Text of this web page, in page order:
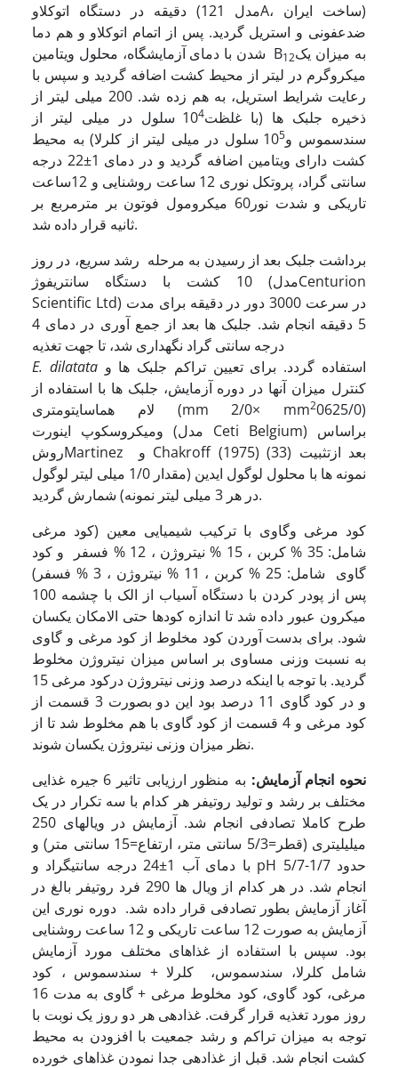
دقیقه در دستگاه اتوکلاو (مدل 121A، ساخت ایران)
ضدعفونی و استریل گردید. پس از اتمام اتوکلاو و هم دما
شدن با دمای آزمایشگاه، محلول ویتامین B12به میزان یک
میکروگرم در لیتر از محیط کشت اضافه گردید و سپس با
رعایت شرایط استریل، به هم زده شد. 200 میلی لیتر از
ذخیره جلبک ها (با غلظت104
سلول در میلی لیتر از
سندسموس و105
سلول در میلی لیتر از کلرلا) به محیط
کشت دارای ویتامین اضافه گردید و در دمای 1±22 درجه
سانتی گراد، پروتکل نوری 12 ساعت روشنایی و 12ساعت
تاریکی و شدت نور60 میکرومول فوتون بر مترمربع بر
ثانیه قرار داده شد.
برداشت جلبک بعد از رسیدن به مرحله رشد سریع، در روز
10 کشت با دستگاه سانتریفوژ (مدلCenturion
Scientific Ltd) در سرعت 3000 دور در دقیقه برای مدت
5 دقیقه انجام شد. جلبک ها بعد از جمع آوری در دمای 4
درجه سانتی گراد نگهداری شد، تا جهت تغذیه
E. dilatata استفاده گردد. برای تعیین تراکم جلبک ها و
کنترل میزان آنها در دوره آزمایش، جلبک ها با استفاده از
لام هماسایتومتری (mm 2/0× mm20625/0)
ومیکروسکوپ اینورت (مدل Ceti Belgium) براساس
روشMartinez و Chakroff (1975) (33) بعد ازتثبیت
نمونه ها با محلول لوگول ایدین (مقدار 1/0 میلی لیتر لوگول
در هر 3 میلی لیتر نمونه) شمارش گردید.
کود مرغی وگاوی با ترکیب شیمیایی معین (کود مرغی
شامل: 35 % کربن ، 15 % نیتروژن ، 12 % فسفر و کود
گاوی شامل: 25 % کربن ، 11 % نیتروژن ، 3 % فسفر)
پس از پودر کردن با دستگاه آسیاب از الک با چشمه 100
میکرون عبور داده شد تا اندازه کودها حتی الامکان یکسان
شود. برای بدست آوردن کود مخلوط از کود مرغی و گاوی
به نسبت وزنی مساوی بر اساس میزان نیتروژن مخلوط
گردید. با توجه با اینکه درصد وزنی نیتروژن درکود مرغی 15
و در کود گاوی 11 درصد بود این دو بصورت 3 قسمت از
کود مرغی و 4 قسمت از کود گاوی با هم مخلوط شد تا از
نظر میزان وزنی نیتروژن یکسان شوند.
نحوه انجام آزمایش:
به منظور ارزیابی تاثیر 6 جیره غذایی
مختلف بر رشد و تولید روتیفر هر کدام با سه تکرار در یک
طرح کاملا تصادفی انجام شد. آزمایش در ویال­های 250
میلی­لیتری (قطر=5/3 سانتی متر، ارتفاع=15 سانتی متر) و
با دمای آب 1±24 درجه سانتی­گراد و pH حدود 1/7-5/7
انجام شد. در هر کدام از ویال ها 290 فرد روتیفر بالغ در
آغاز آزمایش بطور تصادفی قرار داده شد. دوره نوری این
آزمایش به صورت 12 ساعت تاریکی و 12 ساعت روشنایی
بود. سپس با استفاده از غذاهای مختلف مورد آزمایش
شامل کلرلا، سندسموس، کلرلا + سندسموس ، کود
مرغی، کود گاوی، کود مخلوط مرغی + گاوی به مدت 16
روز مورد تغذیه قرار گرفت. غذادهی هر دو روز یک نوبت با
توجه به میزان تراکم و رشد جمعیت با افزودن به محیط
کشت انجام شد. قبل از غذادهی جدا نمودن غذاهای خورده